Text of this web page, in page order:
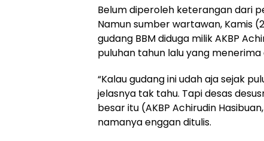
Belum diperoleh keterangan dari
Namun sumber wartawan, Kamis
gudang BBM diduga milik AKBP
puluhan tahun lalu yang menerima
“Kalau gudang ini udah aja sejak
jelasnya tak tahu. Tapi desas
besar itu (AKBP Achirudin
namanya enggan ditulis.